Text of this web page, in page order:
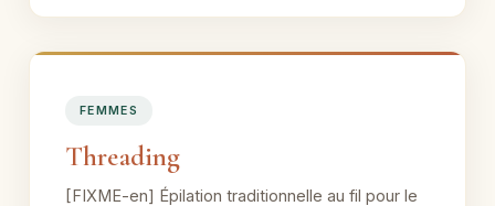
FEMMES
Threading
[FIXME-en] Épilation traditionnelle au fil pour le